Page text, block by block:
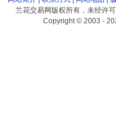
兰花交易网版权所有，未经许
Copyright © 2003 -